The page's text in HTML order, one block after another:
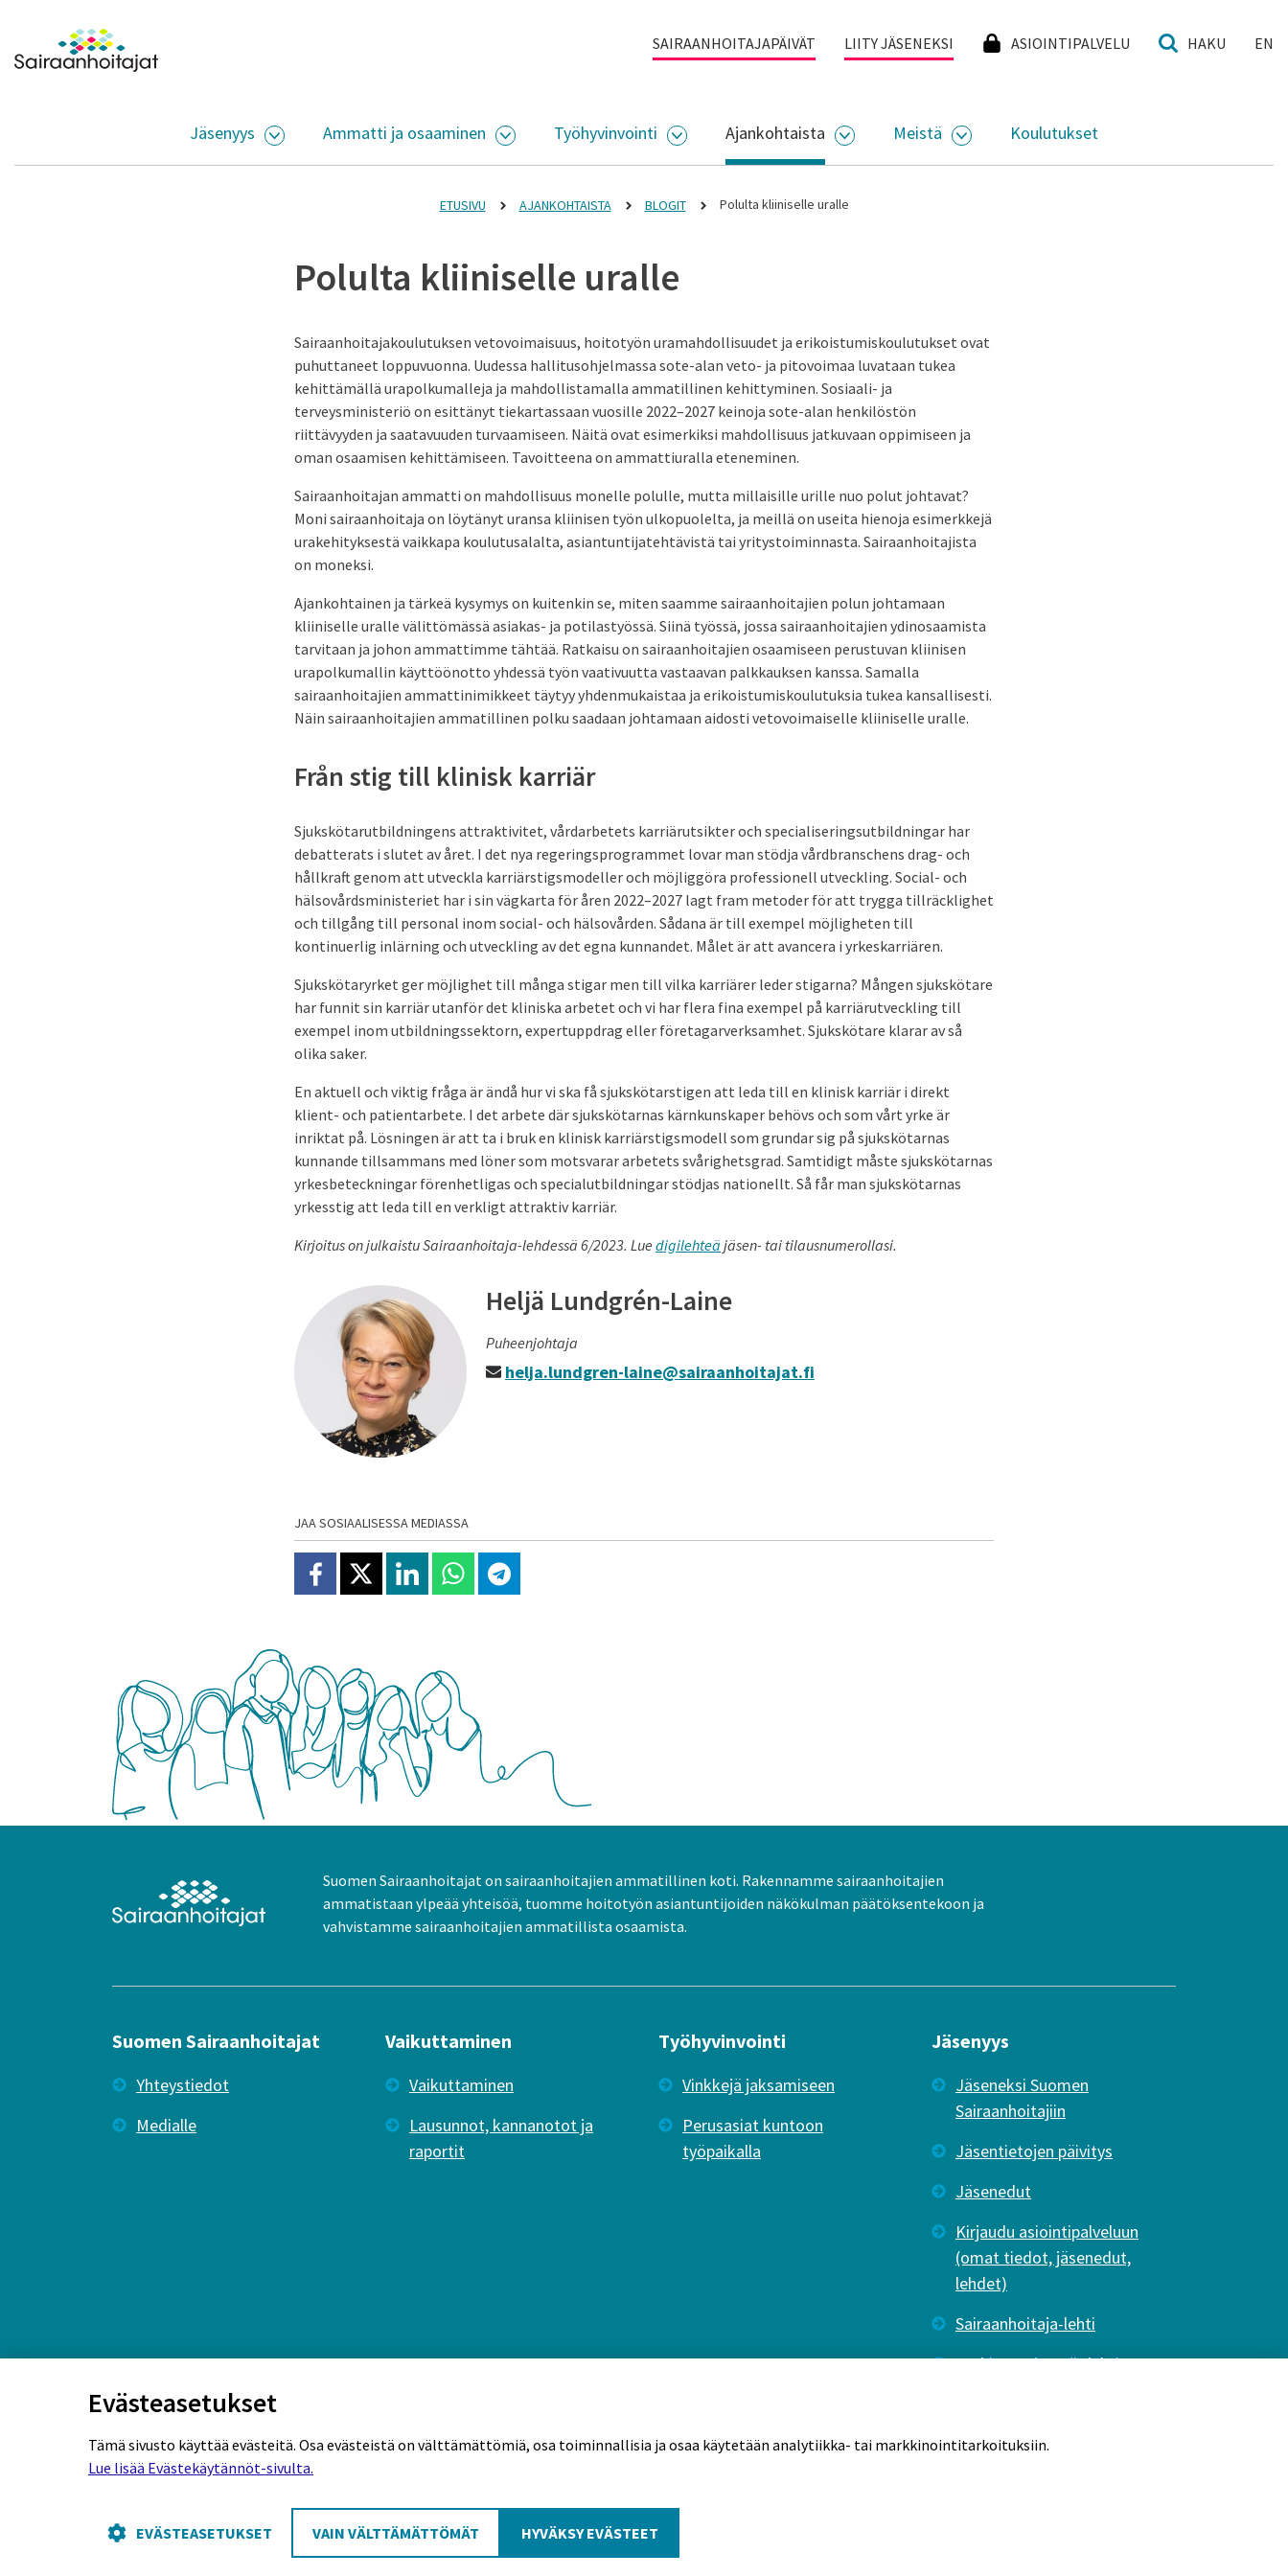
Siirry sisältöön
Etusivulle SAIRAANHOITAJAPÄIVÄT LIITY JÄSENEKSI ASIOINTIPALVELU HAKU EN
Jäsenyys
AVAA ALASIVUJEN VALIKKO
Ammatti ja osaaminen
AVAA ALASIVUJEN VALIKKO
Työhyvinvointi
AVAA ALASIVUJEN VALIKKO
Ajankohtaista
AVAA ALASIVUJEN VALIKKO
Meistä
AVAA ALASIVUJEN VALIKKO
Koulutukset
ETUSIVU AJANKOHTAISTA BLOGIT Polulta kliiniselle uralle
Polulta kliiniselle uralle
Sairaanhoitajakoulutuksen vetovoimaisuus, hoitotyön uramahdollisuudet ja erikoistumiskoulutukset ovat
puhuttaneet loppuvuonna. Uudessa hallitusohjelmassa sote-alan veto- ja pitovoimaa luvataan tukea
kehittämällä urapolkumalleja ja mahdollistamalla ammatillinen kehittyminen. Sosiaali- ja
terveysministeriö on esittänyt tiekartassaan vuosille 2022–2027 keinoja sote-alan henkilöstön
riittävyyden ja saatavuuden turvaamiseen. Näitä ovat esimerkiksi mahdollisuus jatkuvaan oppimiseen ja
oman osaamisen kehittämiseen. Tavoitteena on ammattiuralla eteneminen.
Sairaanhoitajan ammatti on mahdollisuus monelle polulle, mutta millaisille urille nuo polut johtavat?
Moni sairaanhoitaja on löytänyt uransa kliinisen työn ulkopuolelta, ja meillä on useita hienoja esimerkkejä
urakehityksestä vaikkapa koulutusalalta, asiantuntijatehtävistä tai yritystoiminnasta. Sairaanhoitajista
on moneksi.
Ajankohtainen ja tärkeä kysymys on kuitenkin se, miten saamme sairaanhoitajien polun johtamaan
kliiniselle uralle välittömässä asiakas- ja potilastyössä. Siinä työssä, jossa sairaanhoitajien ydinosaamista
tarvitaan ja johon ammattimme tähtää. Ratkaisu on sairaanhoitajien osaamiseen perustuvan kliinisen
urapolkumallin käyttöönotto yhdessä työn vaativuutta vastaavan palkkauksen kanssa. Samalla
sairaanhoitajien ammattinimikkeet täytyy yhdenmukaistaa ja erikoistumiskoulutuksia tukea kansallisesti.
Näin sairaanhoitajien ammatillinen polku saadaan johtamaan aidosti vetovoimaiselle kliiniselle uralle.
Från stig till klinisk karriär
Sjukskötarutbildningens attraktivitet, vårdarbetets karriärutsikter och specialiseringsutbildningar har
debatterats i slutet av året. I det nya regeringsprogrammet lovar man stödja vårdbranschens drag- och
hållkraft genom att utveckla karriärstigsmodeller och möjliggöra professionell utveckling. Social- och
hälsovårdsministeriet har i sin vägkarta för åren 2022–2027 lagt fram metoder för att trygga tillräcklighet
och tillgång till personal inom social- och hälsovården. Sådana är till exempel möjligheten till
kontinuerlig inlärning och utveckling av det egna kunnandet. Målet är att avancera i yrkeskarriären.
Sjukskötaryrket ger möjlighet till många stigar men till vilka karriärer leder stigarna? Mången sjukskötare
har funnit sin karriär utanför det kliniska arbetet och vi har flera fina exempel på karriärutveckling till
exempel inom utbildningssektorn, expertuppdrag eller företagarverksamhet. Sjukskötare klarar av så
olika saker.
En aktuell och viktig fråga är ändå hur vi ska få sjukskötarstigen att leda till en ­klinisk karriär i direkt
klient- och patientarbete. I det arbete där sjukskötarnas kärnkunskaper behövs och som vårt yrke är
inriktat på. Lösningen är att ta i bruk en klinisk karriärstigsmodell som grundar sig på sjukskötarnas
kunnande tillsammans med löner som motsvarar arbetets svårighetsgrad. Samtidigt måste sjukskötarnas
yrkesbeteckningar förenhetligas och specialutbildningar stödjas nationellt. Så får man sjukskötarnas
yrkes­stig att leda till en verkligt attraktiv karriär.
Kirjoitus on julkaistu Sairaanhoitaja-lehdessä 6/2023. Lue digilehteä jäsen- tai tilausnumerollasi.
Heljä Lundgrén-Laine
Puheenjohtaja
helja.lundgren-laine@sairaanhoitajat.fi
JAA SOSIAALISESSA MEDIASSA
Jaa Facebookissa
Jaa X:ssäJaa Linkedinissä
Jaa Whatsappissa
Jaa Telegramissa
Suomen Sairaanhoitajat on sairaanhoitajien ammatillinen koti. Rakennamme sairaanhoitajien
ammatistaan ylpeää yhteisöä, tuomme hoitotyön asiantuntijoiden näkökulman päätöksentekoon ja
vahvistamme sairaanhoitajien ammatillista osaamista.
Suomen Sairaanhoitajat
Yhteystiedot
Medialle
Vaikuttaminen
Vaikuttaminen
Lausunnot, kannanotot ja
raportit
Työhyvinvointi
Vinkkejä jaksamiseen
Perusasiat kuntoon
työpaikalla
Jäsenyys
Jäseneksi Suomen
Sairaanhoitajiin
Jäsentietojen päivitys
Jäsenedut
Kirjaudu asiointipalveluun
(omat tiedot, jäsenedut,
lehdet)
Sairaanhoitaja-lehti
Tutkiva Hoitotyö -lehti
Rekisteriseloste Tietosuojaseloste
Poutapilvi web design
Evästeasetukset
Tämä sivusto käyttää evästeitä. Osa evästeistä on välttämättömiä, osa toiminnallisia ja osaa käytetään analytiikka- tai markkinointitarkoituksiin.
Lue lisää Evästekäytännöt-sivulta.
EVÄSTEASETUKSET VAIN VÄLTTÄMÄTTÖMÄT HYVÄKSY EVÄSTEET